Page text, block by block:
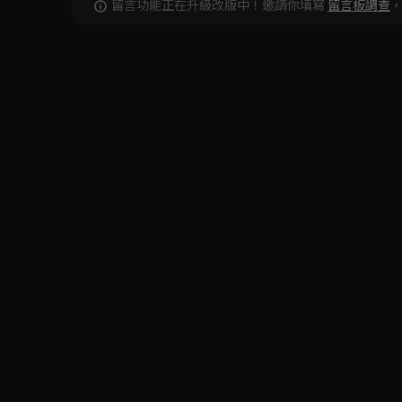
留言功能正在升級改版中！邀請你填寫 留言板調查